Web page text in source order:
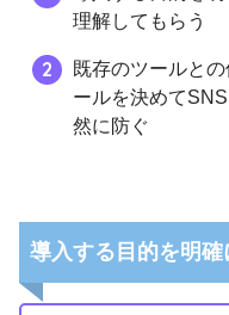
理解してもらう
既存のツールと
ールを決めて
然に防ぐ
導入する目的を明確